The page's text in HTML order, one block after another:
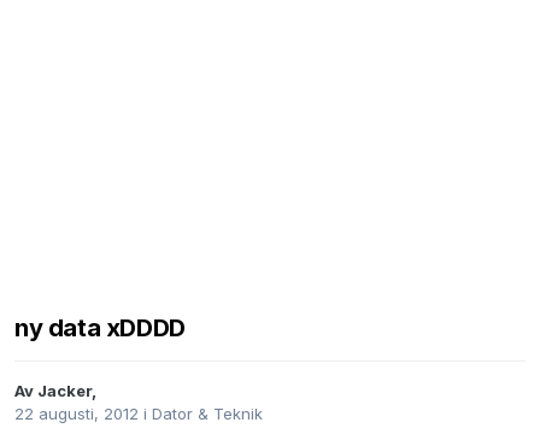
ny data xDDDD
Av Jacker,
22 augusti, 2012 i Dator & Teknik